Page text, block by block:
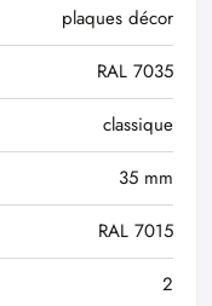
plaques décor
RAL 7035
classique
35 mm
RAL 7015
2